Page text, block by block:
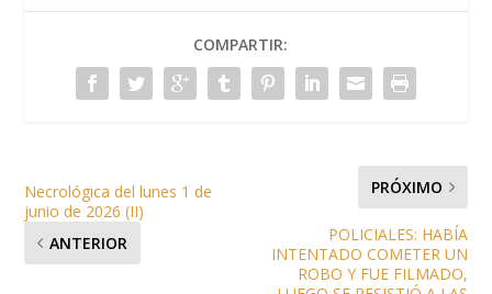
COMPARTIR:
Necrológica del lunes 1 de
junio de 2026 (II)
ANTERIOR
PRÓXIMO
POLICIALES: HABÍA
INTENTADO COMETER UN
ROBO Y FUE FILMADO,